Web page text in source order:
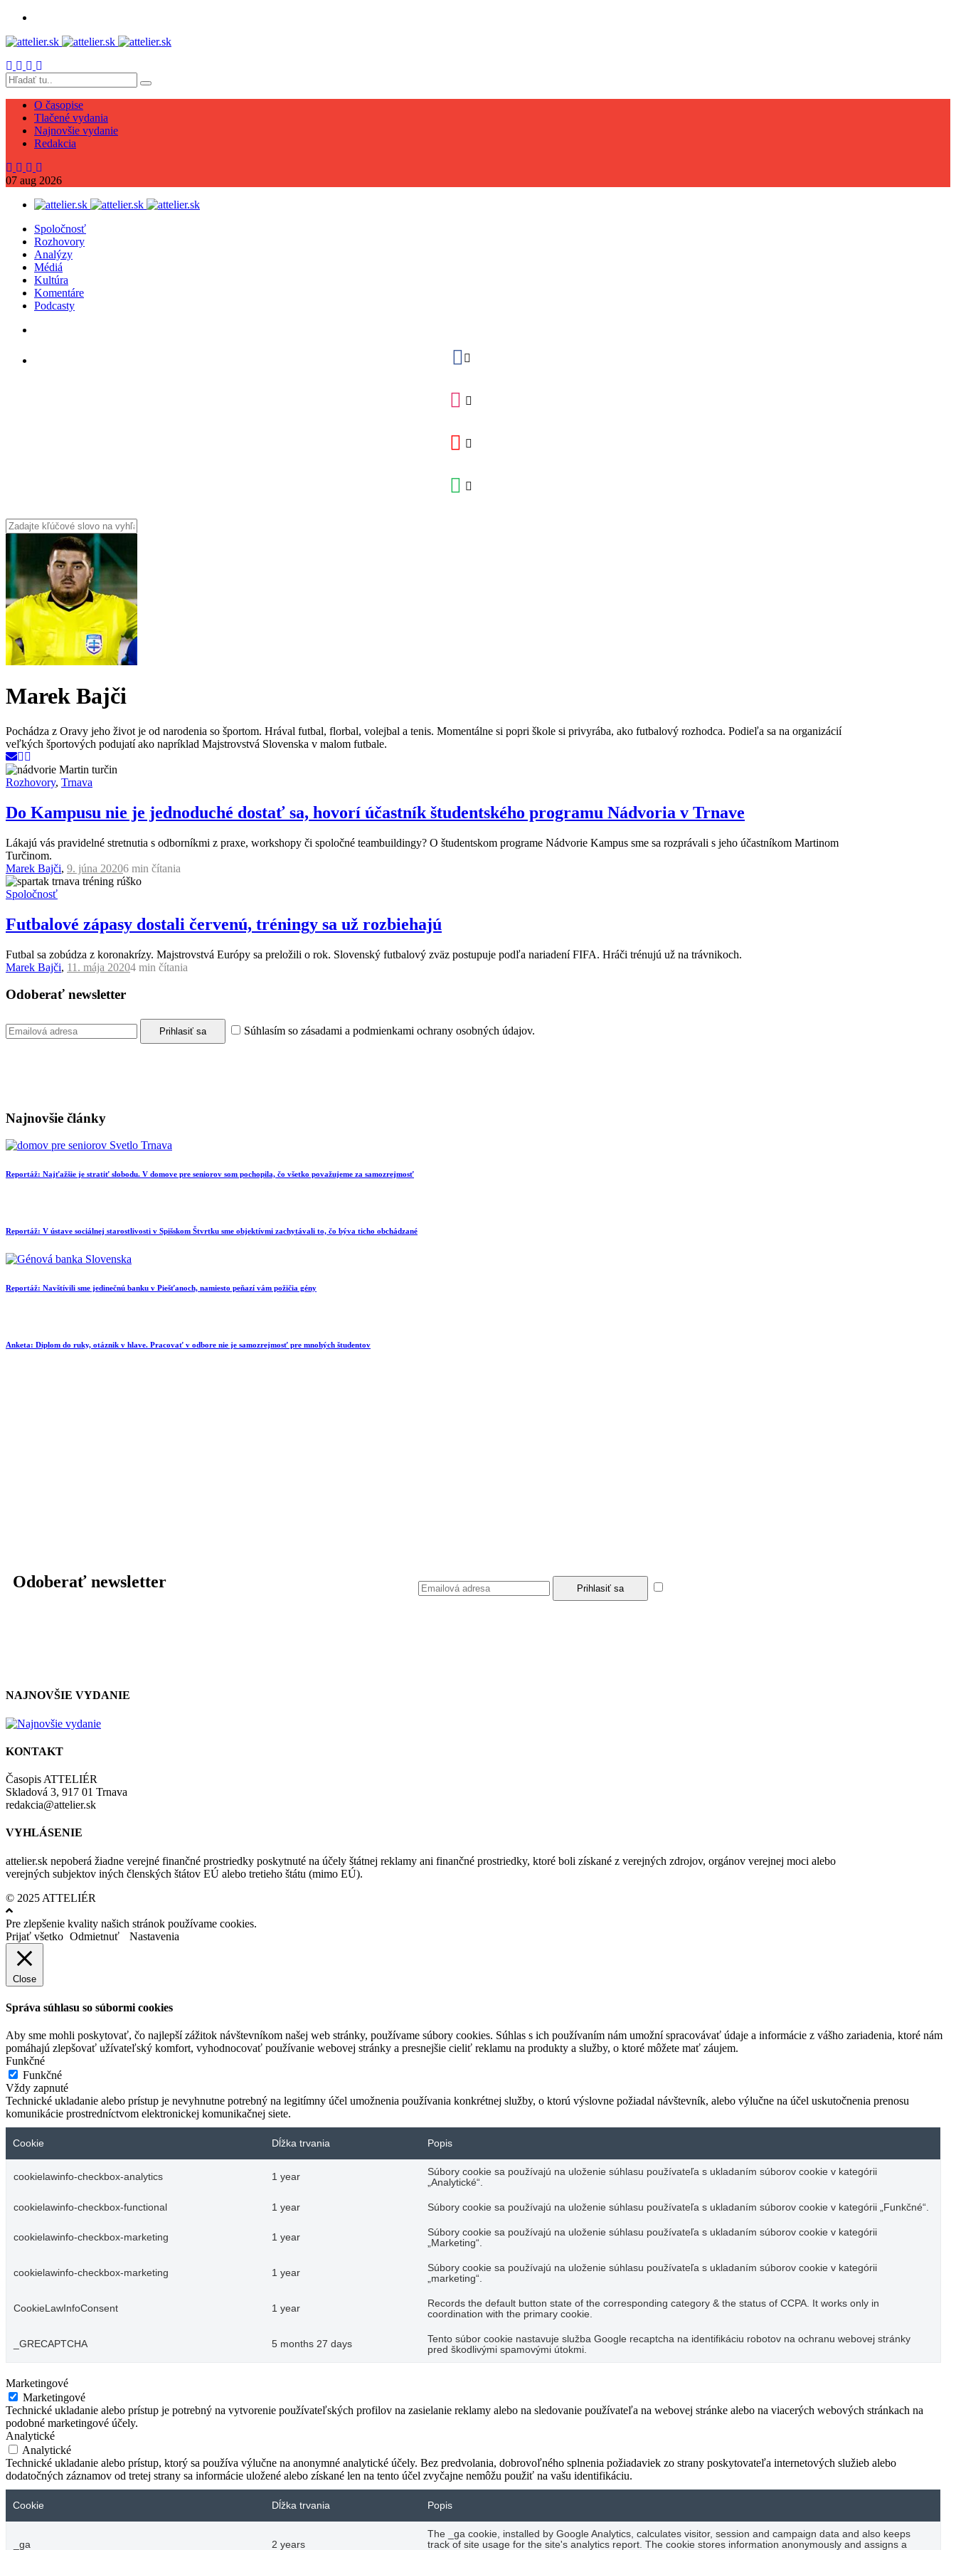
O časopise
Tlačené vydania
Najnovšie vydanie
Redakcia
07 aug 2026
Spoločnosť
Rozhovory
Analýzy
Médiá
Kultúra
Komentáre
Podcasty
Marek Bajči
Pochádza z Oravy jeho život je od narodenia so športom. Hrával futbal, florbal, volejbal a tenis. Momentálne si popri škole si privyrába, ako futbalový rozhodca. Podieľa sa na organizácií
veľkých športových podujatí ako napríklad Majstrovstvá Slovenska v malom futbale.
Rozhovory, Trnava
Do Kampusu nie je jednoduché dostať sa, hovorí účastník študentského programu Nádvoria v Trnave
Lákajú vás pravidelné stretnutia s odborníkmi z praxe, workshopy či spoločné teambuildingy? O študentskom programe Nádvorie Kampus sme sa rozprávali s jeho účastníkom Martinom
Turčinom.
Marek Bajči, 9. júna 20206 min čítania
Spoločnosť
Futbalové zápasy dostali červenú, tréningy sa už rozbiehajú
Futbal sa zobúdza z koronakrízy. Majstrovstvá Európy sa preložili o rok. Slovenský futbalový zväz postupuje podľa nariadení FIFA. Hráči trénujú už na trávnikoch.
Marek Bajči, 11. mája 20204 min čítania
Odoberať newsletter
Súhlasím so zásadami a podmienkami ochrany osobných údajov.
Najnovšie články
Reportáž: Najťažšie je stratiť slobodu. V domove pre seniorov som pochopila, čo všetko považujeme za samozrejmosť
Reportáž: V ústave sociálnej starostlivosti v Spišskom Štvrtku sme objektívmi zachytávali to, čo býva ticho obchádzané
Reportáž: Navštívili sme jedinečnú banku v Piešťanoch, namiesto peňazí vám požičia gény
Anketa: Diplom do ruky, otáznik v hlave. Pracovať v odbore nie je samozrejmosť pre mnohých študentov
Odoberať newsletter
NAJNOVŠIE VYDANIE
KONTAKT
Časopis ATTELIÉR
Skladová 3, 917 01 Trnava
redakcia@attelier.sk
VYHLÁSENIE
attelier.sk nepoberá žiadne verejné finančné prostriedky poskytnuté na účely štátnej reklamy ani finančné prostriedky, ktoré boli získané z verejných zdrojov, orgánov verejnej moci alebo
verejných subjektov iných členských štátov EÚ alebo tretieho štátu (mimo EÚ).
© 2025 ATTELIÉR
Pre zlepšenie kvality našich stránok používame cookies.
Prijať všetko Odmietnuť Nastavenia
Close
Správa súhlasu so súbormi cookies
Aby sme mohli poskytovať, čo najlepší zážitok návštevníkom našej web stránky, používame súbory cookies. Súhlas s ich používaním nám umožní spracovávať údaje a informácie z vášho zariadenia, ktoré nám
pomáhajú zlepšovať užívateľský komfort, vyhodnocovať používanie webovej stránky a presnejšie cieliť reklamu na produkty a služby, o ktoré môžete mať záujem.
Funkčné
Funkčné
Vždy zapnuté
Technické ukladanie alebo prístup je nevyhnutne potrebný na legitímny účel umožnenia používania konkrétnej služby, o ktorú výslovne požiadal návštevník, alebo výlučne na účel uskutočnenia prenosu
komunikácie prostredníctvom elektronickej komunikačnej siete.
Cookie Dĺžka trvania Popis
cookielawinfo-checkbox-analytics 1 year
Súbory cookie sa používajú na uloženie súhlasu používateľa s ukladaním súborov cookie v kategórii
„Analytické“.
cookielawinfo-checkbox-functional 1 year Súbory cookie sa používajú na uloženie súhlasu používateľa s ukladaním súborov cookie v kategórii „Funkčné“.
cookielawinfo-checkbox-marketing 1 year
Súbory cookie sa používajú na uloženie súhlasu používateľa s ukladaním súborov cookie v kategórii
„Marketing“.
cookielawinfo-checkbox-marketing 1 year
Súbory cookie sa používajú na uloženie súhlasu používateľa s ukladaním súborov cookie v kategórii
„marketing“.
CookieLawInfoConsent 1 year
Records the default button state of the corresponding category & the status of CCPA. It works only in
coordination with the primary cookie.
_GRECAPTCHA 5 months 27 days
Tento súbor cookie nastavuje služba Google recaptcha na identifikáciu robotov na ochranu webovej stránky
pred škodlivými spamovými útokmi.
Marketingové
Marketingové
Technické ukladanie alebo prístup je potrebný na vytvorenie používateľských profilov na zasielanie reklamy alebo na sledovanie používateľa na webovej stránke alebo na viacerých webových stránkach na
podobné marketingové účely.
Analytické
Analytické
Technické ukladanie alebo prístup, ktorý sa používa výlučne na anonymné analytické účely. Bez predvolania, dobrovoľného splnenia požiadaviek zo strany poskytovateľa internetových služieb alebo
dodatočných záznamov od tretej strany sa informácie uložené alebo získané len na tento účel zvyčajne nemôžu použiť na vašu identifikáciu.
Cookie Dĺžka trvania Popis
_ga 2 years
The _ga cookie, installed by Google Analytics, calculates visitor, session and campaign data and also keeps
track of site usage for the site's analytics report. The cookie stores information anonymously and assigns a